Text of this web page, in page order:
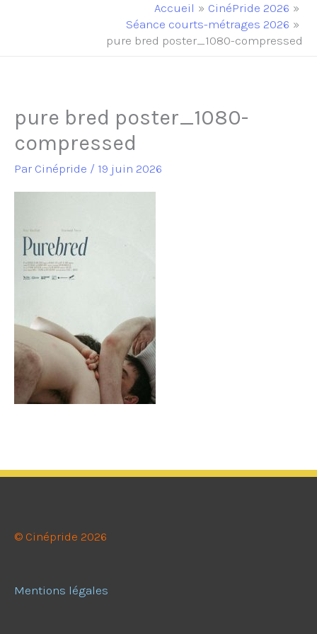
principal
Accueil
CinéPride 2026
Séance courts-métrages 2026
pure bred poster_1080-compressed
pure bred poster_1080-
compressed
Par Cinépride / 19 juin 2026
© Cinépride 2026
Mentions légales